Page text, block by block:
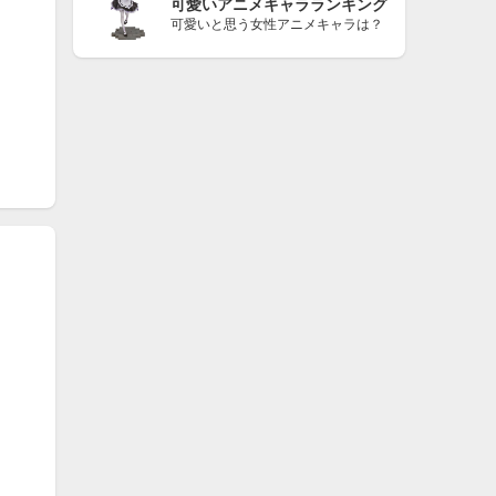
可愛いアニメキャラランキング
可愛いと思う女性アニメキャラは？